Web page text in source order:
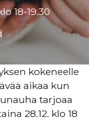
18-19.30
kokeneelle
aikaa kun
tarjoaa
28.12. klo 18